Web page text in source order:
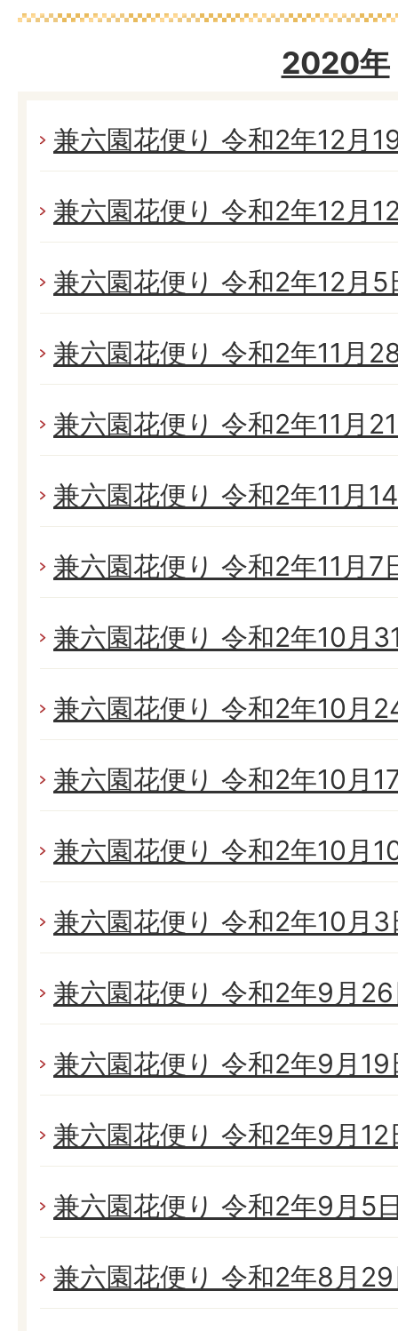
2020年
兼六園花便り 令和2年12月
兼六園花便り 令和2年12月
兼六園花便り 令和2年12月
兼六園花便り 令和2年11月
兼六園花便り 令和2年11月
兼六園花便り 令和2年11月
兼六園花便り 令和2年11月7
兼六園花便り 令和2年10月
兼六園花便り 令和2年10月
兼六園花便り 令和2年10月
兼六園花便り 令和2年10月
兼六園花便り 令和2年10月3
兼六園花便り 令和2年9月
兼六園花便り 令和2年9月
兼六園花便り 令和2年9月
兼六園花便り 令和2年9月5
兼六園花便り 令和2年8月